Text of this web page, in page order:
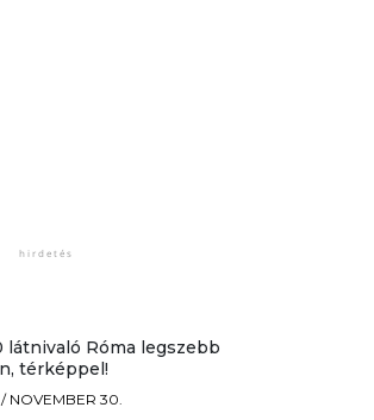
látnivaló Róma legszebb
térképpel!
/ NOVEMBER 30.